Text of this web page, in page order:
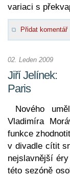
variaci s
Přidat komentář
02. Leden 2009
Jiří Jelínek:
Paris
Nového
Vladimíra
funkce
v divadle cítit
nejslavnější
této sezóně